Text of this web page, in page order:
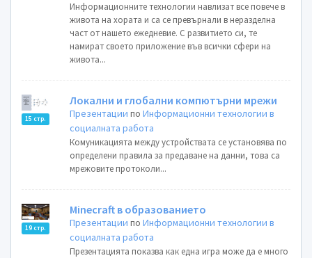
Информационните технологии навлизат все повече в
живота на хората и са се превърнали в неразделна
част от нашето ежедневие. С развитието си, те
намират своето приложение във всички сфери на
живота...
15 стр.
Локални и глобални компютърни мрежи
Презентации поИнформационни технологии в
социалната работа
Комуникацията между устройствата се установява по
определени правила за предаване на данни, това са
мрежовите протоколи...
19 стр.
Minecraft в образованието
Презентации поИнформационни технологии в
социалната работа
Презентацията показва как една игра може да е много